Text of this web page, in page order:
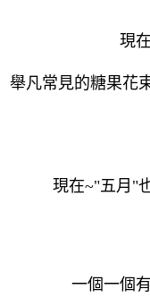
現
舉凡常見的糖果花
現在~"五月"
一個一個